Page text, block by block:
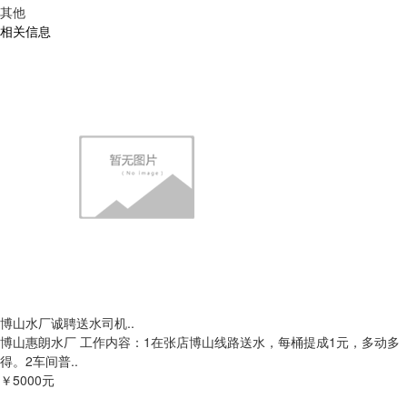
其他
相关信息
博山水厂诚聘送水司机..
博山惠朗水厂 工作内容：1在张店博山线路送水，每桶提成1元，多动多
得。2车间普..
￥5000元